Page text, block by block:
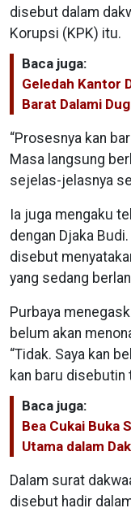
disebut dalam
Korupsi (KPK) itu.
Baca juga:
Geledah Kantor
Barat Dalami
“Prosesnya kan
Masa langsung
sejelas-jelasnya
Ia juga mengaku
dengan Djaka
disebut
yang sedang
Purbaya
belum akan
“Tidak. Saya kan
kan baru disebutin
Baca juga:
Bea Cukai Buka
Utama dalam
Dalam surat
disebut hadir